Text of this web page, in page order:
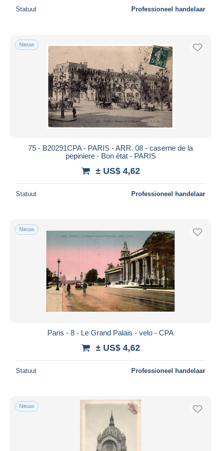
Statuut Professioneel handelaar
Nieuw
75 - B20291CPA - PARIS - ARR. 08 - caserne de la
pepiniere - Bon état - PARIS
± US$ 4,62
Statuut Professioneel handelaar
Nieuw
Paris - 8 - Le Grand Palais - velo - CPA
± US$ 4,62
Statuut Professioneel handelaar
Nieuw